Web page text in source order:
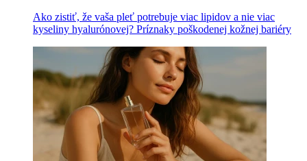
Ako zistiť, že vaša pleť potrebuje viac lipidov a nie viac
kyseliny hyalurónovej? Príznaky poškodenej kožnej bariéry